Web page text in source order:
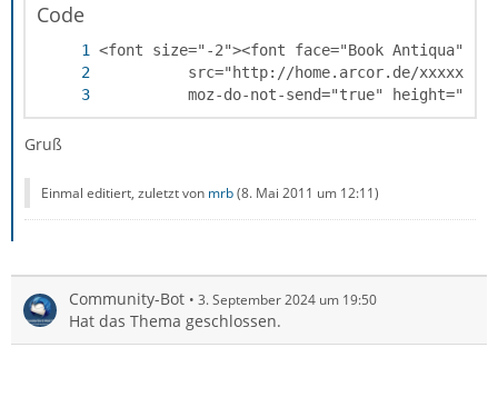
Code
moz-do-not-send="true"
Gruß
Einmal editiert, zuletzt von mrb(8. Mai 2011 um 12:11)
Community-Bot 3. September 2024 um 19:50
Hat das Thema geschlossen.